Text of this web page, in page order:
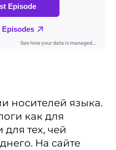
носителей языка.
как для
тех, чей
На сайте